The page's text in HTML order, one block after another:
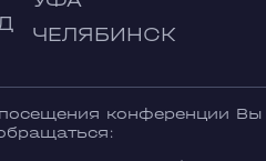
ЧЕЛЯБИНСК
конференции Вы